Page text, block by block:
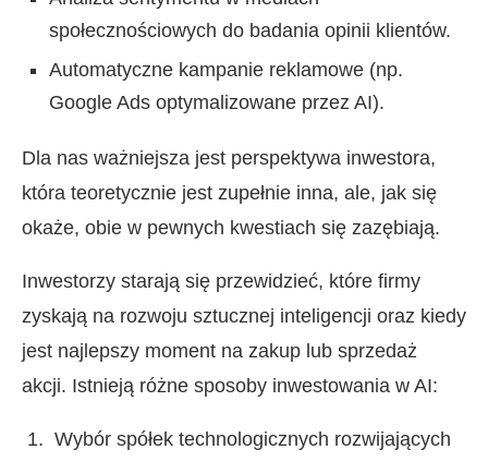
społecznościowych do badania opinii klientów.
Automatyczne kampanie reklamowe (np.
Google Ads optymalizowane przez AI).
Dla nas ważniejsza jest perspektywa inwestora,
która teoretycznie jest zupełnie inna, ale, jak się
okaże, obie w pewnych kwestiach się zazębiają.
Inwestorzy starają się przewidzieć, które firmy
zyskają na rozwoju sztucznej inteligencji oraz kiedy
jest najlepszy moment na zakup lub sprzedaż
akcji. Istnieją różne sposoby inwestowania w AI:
Wybór spółek technologicznych rozwijających